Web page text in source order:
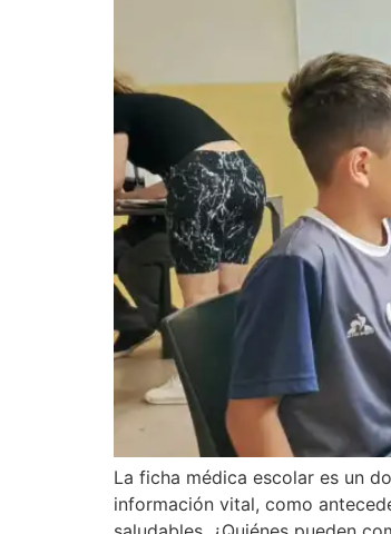
La ficha médica escolar es un
información vital, como